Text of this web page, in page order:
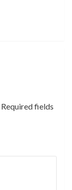
Required fields